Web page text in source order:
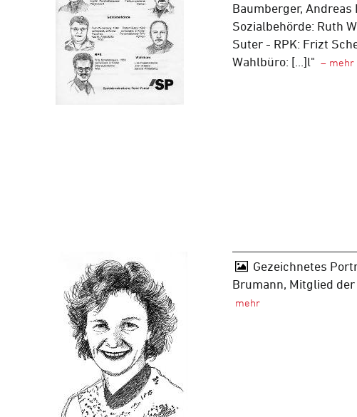
Baumberger, Andreas
Sozialbehörde: Ruth
Suter - RPK: Frizt
Wahlbüro: [...]l"
Gezeichnetes
Brumann, Mitglied